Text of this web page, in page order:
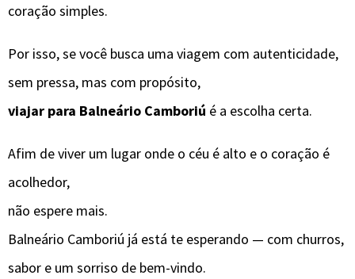
coração simples.
Por isso, se você busca uma viagem com autenticidade,
sem pressa, mas com propósito,
viajar para Balneário Camboriú é a escolha certa.
Afim de viver um lugar onde o céu é alto e o coração é
acolhedor,
não espere mais.
Balneário Camboriú já está te esperando — com churros,
sabor e um sorriso de bem-vindo.